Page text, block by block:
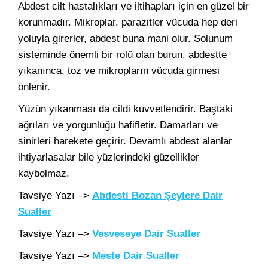
Abdest cilt hastalıkları ve iltihapları için en güzel bir
korunmadır. Mikroplar, parazitler vücuda hep deri
yoluyla girerler, abdest buna mani olur. Solunum
sisteminde önemli bir rolü olan burun, abdestte
yıkanınca, toz ve mikropların vücuda girmesi
önlenir.
Yüzün yıkanması da cildi kuvvetlendirir. Baştaki
ağrıları ve yorgunluğu hafifletir. Damarları ve
sinirleri harekete geçirir. Devamlı abdest alanlar
ihtiyarlasalar bile yüzlerindeki güzellikler
kaybolmaz.
Tavsiye Yazı –> Abdesti Bozan Şeylere Dair
Sualler
Tavsiye Yazı –> Vesveseye Dair Sualler
Tavsiye Yazı –> Meste Dair Sualler